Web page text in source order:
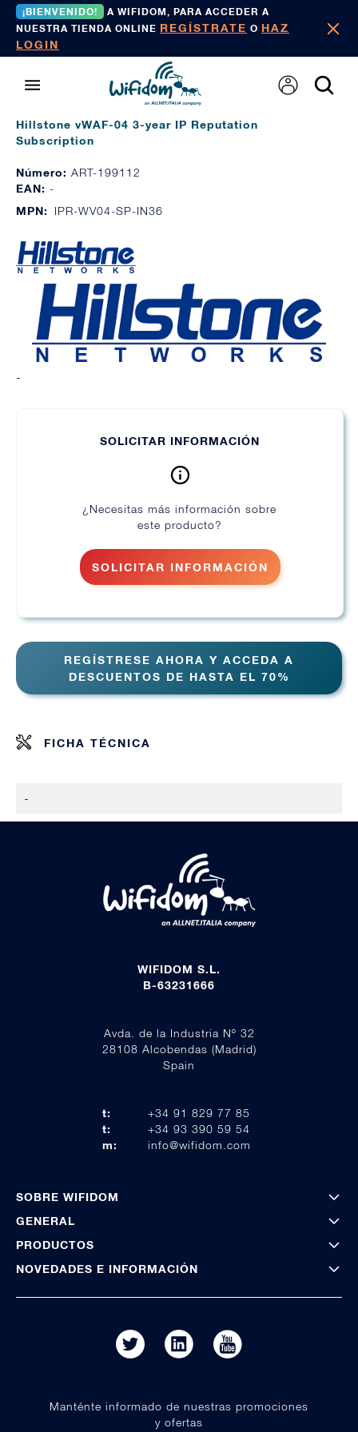
¡BIENVENIDO!
A WIFIDOM, PARA ACCEDER A
NUESTRA TIENDA ONLINE REGÍSTRATE O HAZ
LOGIN
Hillstone vWAF-04 3-year IP Reputation
Subscription
Número: ART-199112
EAN: -
MPN:
IPR-WV04-SP-IN36
-
SOLICITAR INFORMACIÓN
¿Necesitas más información sobre
este producto?
SOLICITAR INFORMACIÓN
REGÍSTRESE AHORA Y ACCEDA A
DESCUENTOS DE HASTA EL 70%
FICHA TÉCNICA
-
WIFIDOM S.L.
B-63231666
Avda. de la Industria Nº 32
28108 Alcobendas (Madrid)
Spain
t:
+34 91 829 77 85
t:
+34 93 390 59 54
m:
info@wifidom.com
SOBRE WIFIDOM
GENERAL
PRODUCTOS
NOVEDADES E INFORMACIÓN
Manténte informado de nuestras promociones
y ofertas